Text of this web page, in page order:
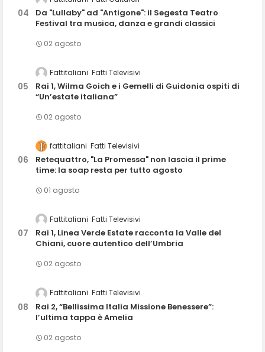
Da "Lullaby" ad "Antigone": il Segesta Teatro
Festival tra musica, danza e grandi classici
02 agosto
Fattitaliani Fatti Televisivi
Rai 1, Wilma Goich e i Gemelli di Guidonia ospiti di
“Un’estate italiana”
02 agosto
fattitaliani Fatti Televisivi
Retequattro, "La Promessa" non lascia il prime
time: la soap resta per tutto agosto
01 agosto
Fattitaliani Fatti Televisivi
Rai 1, Linea Verde Estate racconta la Valle del
Chiani, cuore autentico dell’Umbria
02 agosto
Fattitaliani Fatti Televisivi
Rai 2, “Bellissima Italia Missione Benessere”:
l’ultima tappa è Amelia
02 agosto